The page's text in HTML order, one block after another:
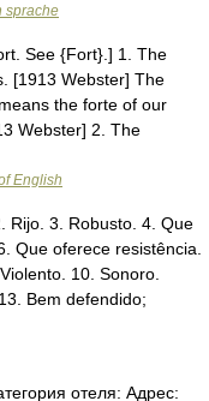
sprache
See {Fort}.] 1. The
[1913 Webster] The
the forte of our
Webster] 2. The
English
3. Robusto. 4. Que
Que oferece resistência.
10. Sonoro.
Bem defendido;
отеля: Адрес: